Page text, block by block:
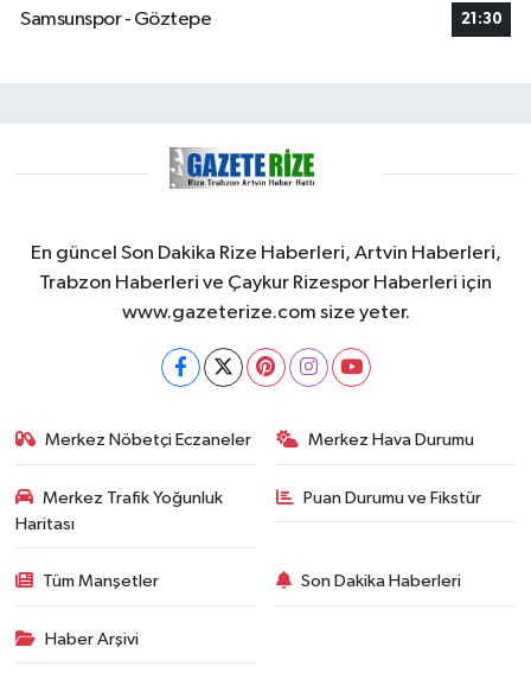
Samsunspor - Göztepe
21:30
En güncel Son Dakika Rize Haberleri, Artvin Haberleri,
Trabzon Haberleri ve Çaykur Rizespor Haberleri için
www.gazeterize.com size yeter.
Merkez Nöbetçi Eczaneler Merkez Hava Durumu
Merkez Trafik Yoğunluk
Haritası
Puan Durumu ve Fikstür
Tüm Manşetler Son Dakika Haberleri
Haber Arşivi